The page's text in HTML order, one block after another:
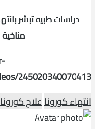
دراسات طبيه تبشر
245020340070413/
انتهاء كوروناعلاج كورونا